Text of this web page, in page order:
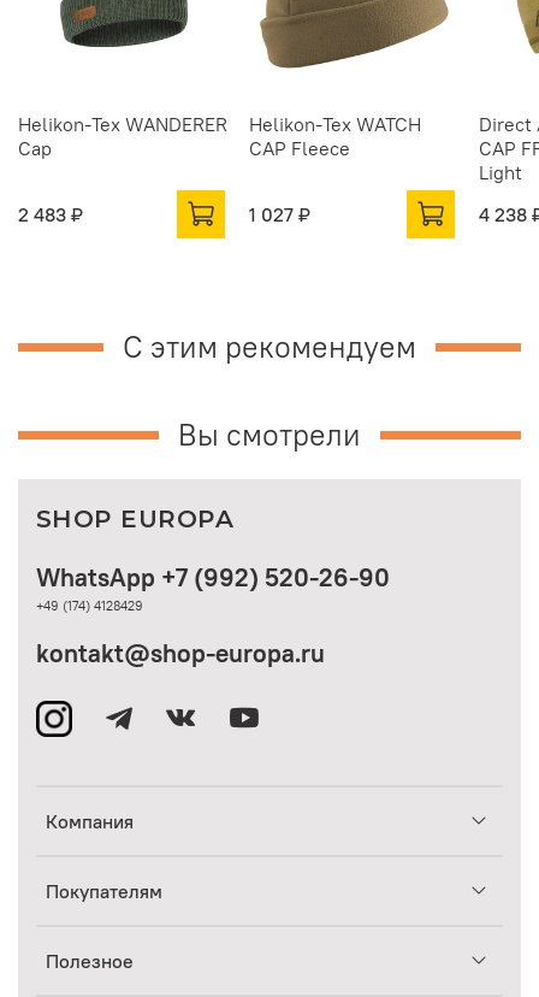
Helikon-Tex WANDERER
Cap
2 483 ₽
Helikon-Tex WATCH
CAP Fleece
1 027 ₽
Direct
CAP
Light
4 238
С этим рекомендуем
Вы смотрели
Компания
Покупателям
Полезное
WhatsApp +7 (992) 520-26-90
+49 (174) 4128429
kontakt@shop-europa.ru
SHOP EUROPA